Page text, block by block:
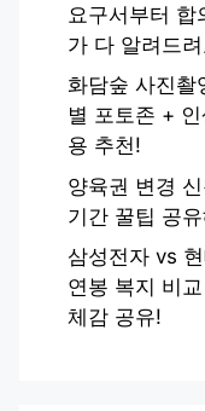
요구서부터 합
가 다 알려드
화담숲 사진촬
별 포토존 +
용 추천!
양육권 변경
기간 꿀팁 공
삼성전자 vs
연봉 복지 비
체감 공유!